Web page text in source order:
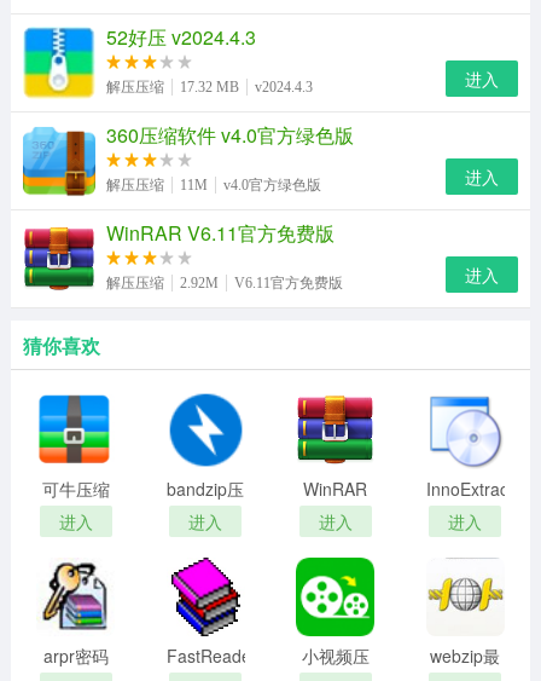
52好压 v2024.4.3
解压压缩 17.32 MB v2024.4.3 进入
360压缩软件 v4.0官方绿色版
解压压缩 11M v4.0官方绿色版 进入
WinRAR V6.11官方免费版
解压压缩 2.92M V6.11官方免费版 进入
猜你喜欢
可牛压缩
免费版
进入
bandzip压
缩解压缩
软件
进入
WinRAR
解压缩软
件
进入
InnoExtractor(
装包解包
工具)最新
进入
arpr密码
FastReader
小视频压
webzip最